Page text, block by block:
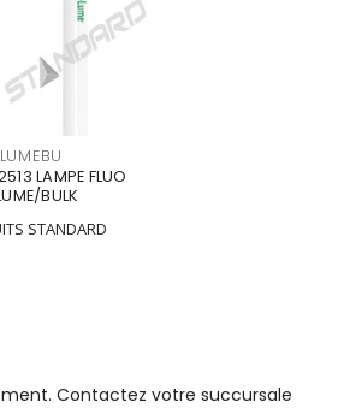
LAMPE FLUO
BULK
STANDARD
Contactez votre succursale